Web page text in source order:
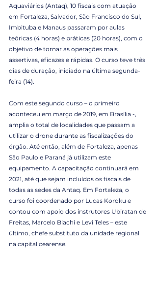
Aquaviários (Antaq), 10 fiscais com atuação
em Fortaleza, Salvador, São Francisco do Sul,
Imbituba e Manaus passaram por aulas
teóricas (4 horas) e práticas (20 horas), com o
objetivo de tornar as operações mais
assertivas, eficazes e rápidas. O curso teve três
dias de duração, iniciado na última segunda-
feira (14).
Com este segundo curso – o primeiro
aconteceu em março de 2019, em Brasília -,
amplia o total de localidades que passam a
utilizar o drone durante as fiscalizações do
órgão. Até então, além de Fortaleza, apenas
São Paulo e Paraná já utilizam este
equipamento. A capacitação continuará em
2021, até que sejam incluídos os fiscais de
todas as sedes da Antaq. Em Fortaleza, o
curso foi coordenado por Lucas Koroku e
contou com apoio dos instrutores Ubiratan de
Freitas, Marcelo Biachi e Levi Teles – este
último, chefe substituto da unidade regional
na capital cearense.